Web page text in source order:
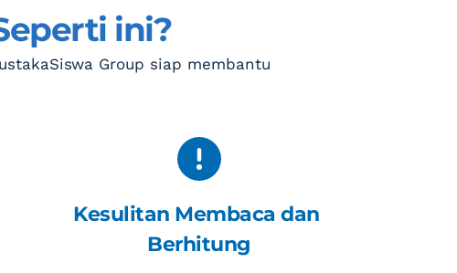
ini?
Group siap membantu
Kesulitan Membaca dan
Berhitung